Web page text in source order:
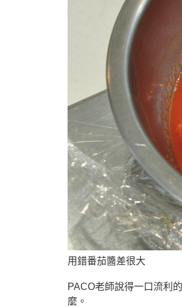
用錯番茄醬差很大
PACO老師說得一口流利
麼。